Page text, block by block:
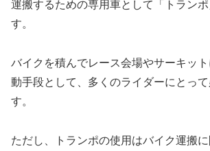
運搬するための専用車として「トラン
す。
バイクを積んでレース会場やサーキッ
動手段として、多くのライダーにとっ
す。
ただし、トランポの使用はバイク運搬に